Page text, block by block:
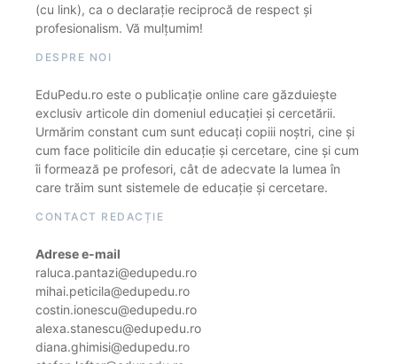
(cu link), ca o declarație reciprocă de respect și
profesionalism. Vă mulțumim!
DESPRE NOI
EduPedu.ro este o publicație online care găzduiește
exclusiv articole din domeniul educației și cercetării.
Urmărim constant cum sunt educați copiii noștri, cine și
cum face politicile din educație și cercetare, cine și cum
îi formează pe profesori, cât de adecvate la lumea în
care trăim sunt sistemele de educație și cercetare.
CONTACT REDACȚIE
Adrese e-mail
raluca.pantazi@edupedu.ro
mihai.peticila@edupedu.ro
costin.ionescu@edupedu.ro
alexa.stanescu@edupedu.ro
diana.ghimisi@edupedu.ro